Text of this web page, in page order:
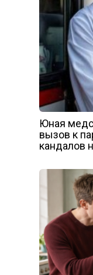
Юная
вызов к
кандалов